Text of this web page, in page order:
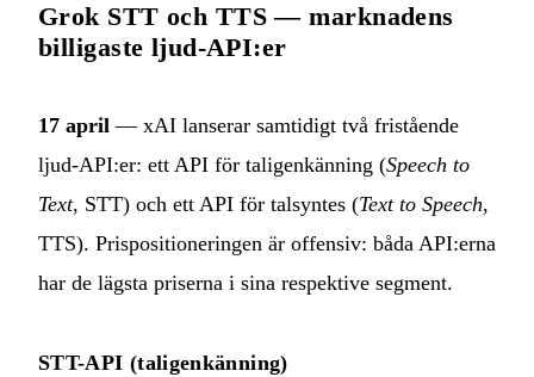
Grok STT och TTS — marknadens
billigaste ljud-API:er
17 april — xAI lanserar samtidigt två fristående
ljud-API:er: ett API för taligenkänning (Speech to
Text, STT) och ett API för talsyntes (Text to Speech,
TTS). Prispositioneringen är offensiv: båda API:erna
har de lägsta priserna i sina respektive segment.
STT-API (taligenkänning)